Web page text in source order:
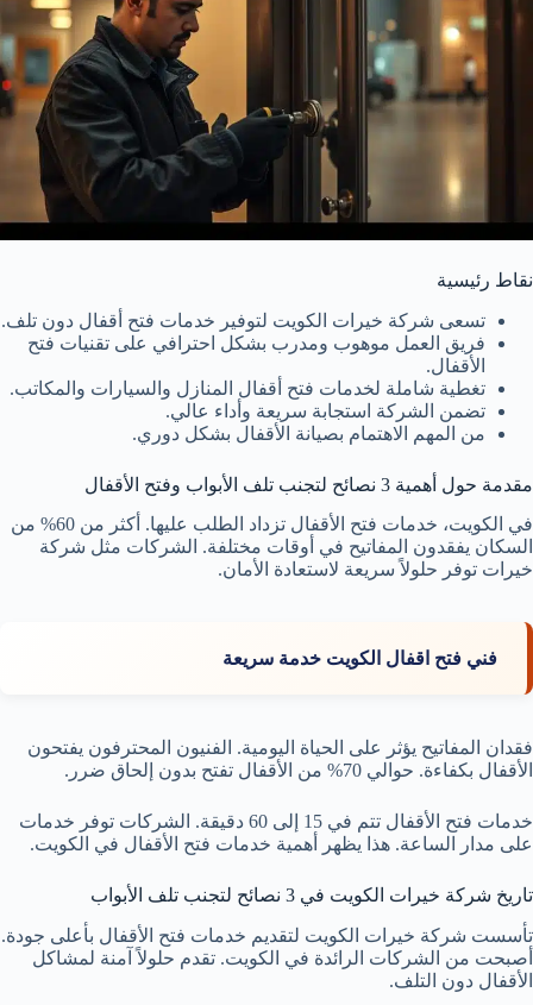
نقاط رئيسية
تسعى شركة خيرات الكويت لتوفير خدمات فتح أقفال دون تلف.
فريق العمل موهوب ومدرب بشكل احترافي على تقنيات فتح
الأقفال.
تغطية شاملة لخدمات فتح أقفال المنازل والسيارات والمكاتب.
تضمن الشركة استجابة سريعة وأداء عالي.
من المهم الاهتمام بصيانة الأقفال بشكل دوري.
مقدمة حول أهمية 3 نصائح لتجنب تلف الأبواب وفتح الأقفال
في الكويت، خدمات فتح الأقفال تزداد الطلب عليها. أكثر من 60% من
السكان يفقدون المفاتيح في أوقات مختلفة. الشركات مثل شركة
خيرات توفر حلولاً سريعة لاستعادة الأمان.
فني فتح اقفال الكويت خدمة سريعة
فقدان المفاتيح يؤثر على الحياة اليومية. الفنيون المحترفون يفتحون
الأقفال بكفاءة. حوالي 70% من الأقفال تفتح بدون إلحاق ضرر.
خدمات فتح الأقفال تتم في 15 إلى 60 دقيقة. الشركات توفر خدمات
على مدار الساعة. هذا يظهر أهمية خدمات فتح الأقفال في الكويت.
تاريخ شركة خيرات الكويت في 3 نصائح لتجنب تلف الأبواب
تأسست شركة خيرات الكويت لتقديم خدمات فتح الأقفال بأعلى جودة.
أصبحت من الشركات الرائدة في الكويت. تقدم حلولاً آمنة لمشاكل
الأقفال دون التلف.